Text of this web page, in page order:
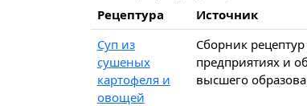
Рецептура
Источник
Суп из
сушеных
картофеля и
овощей
Сборник
предприятиях и
высшего